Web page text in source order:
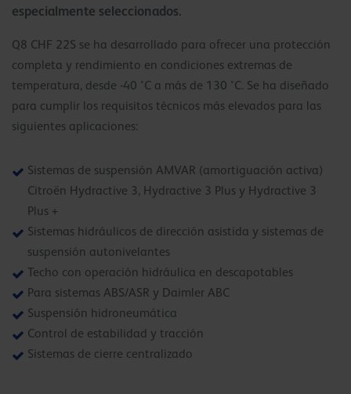
especialmente seleccionados.
Q8 CHF 22S se ha desarrollado para ofrecer una protección
completa y rendimiento en condiciones extremas de
temperatura, desde -40 °C a más de 130 °C. Se ha diseñado
para cumplir los requisitos técnicos más elevados para las
siguientes aplicaciones:
Sistemas de suspensión AMVAR (amortiguación activa)
Citroën Hydractive 3, Hydractive 3 Plus y Hydractive 3
Plus +
Sistemas hidráulicos de dirección asistida y sistemas de
suspensión autonivelantes
Techo con operación hidráulica en descapotables
Para sistemas ABS/ASR y Daimler ABC
Suspensión hidroneumática
Control de estabilidad y tracción
Sistemas de cierre centralizado